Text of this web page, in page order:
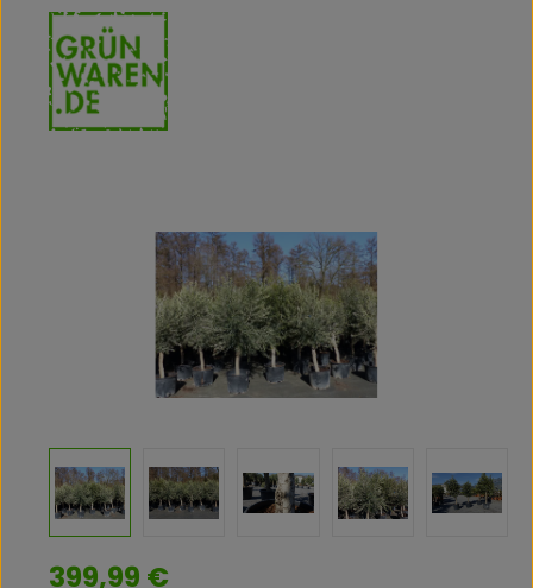
Regulärer Preis:
399,99 €